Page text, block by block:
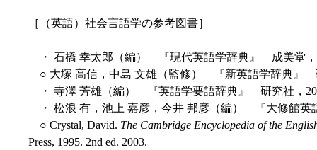
［（英語）社会言語学の参考図書］
・ 石橋 幸太郎（編） 『現代英語学辞典』 成美堂，
○ 大塚 高信，中島 文雄（監修） 『新英語学辞典』
・ 寺澤 芳雄（編） 『英語学要語辞典』 研究社，
・ 松浪 有，池上 嘉彦，今井 邦彦（編） 『大修館英
○ Crystal, David. The Cambridge Encyclopedia of the
Press, 1995. 2nd ed. 2003.